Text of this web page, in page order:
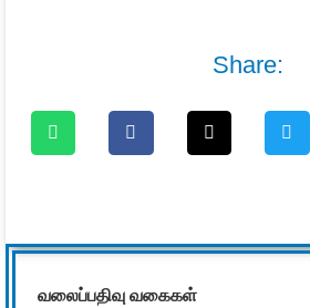
Share:
வலைப்பதிவு வகைகள்